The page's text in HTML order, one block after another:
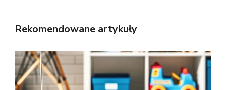
Rekomendowane artykuły